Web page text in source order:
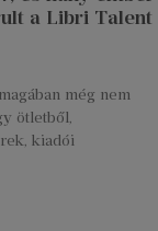
a Libri Talent
még nem
ötletből,
kiadói